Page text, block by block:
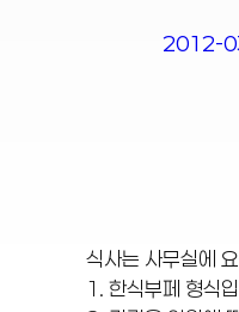
2012-
식사는 사무실에
1. 한식부페 형식